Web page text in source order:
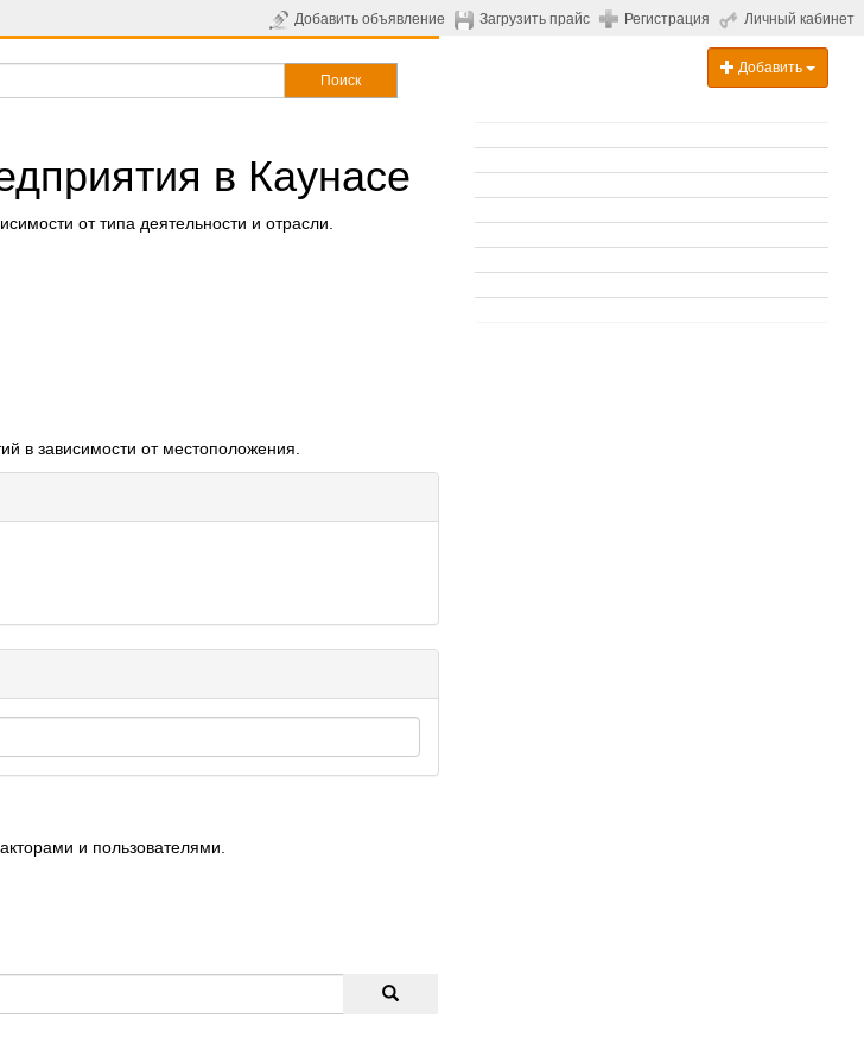
Добавить объявление Загрузить прайс Регистрация Личный кабинет
Поиск
Добавить
в Каунасе
от типа деятельности и отрасли.
в зависимости от местоположения.
и пользователями.